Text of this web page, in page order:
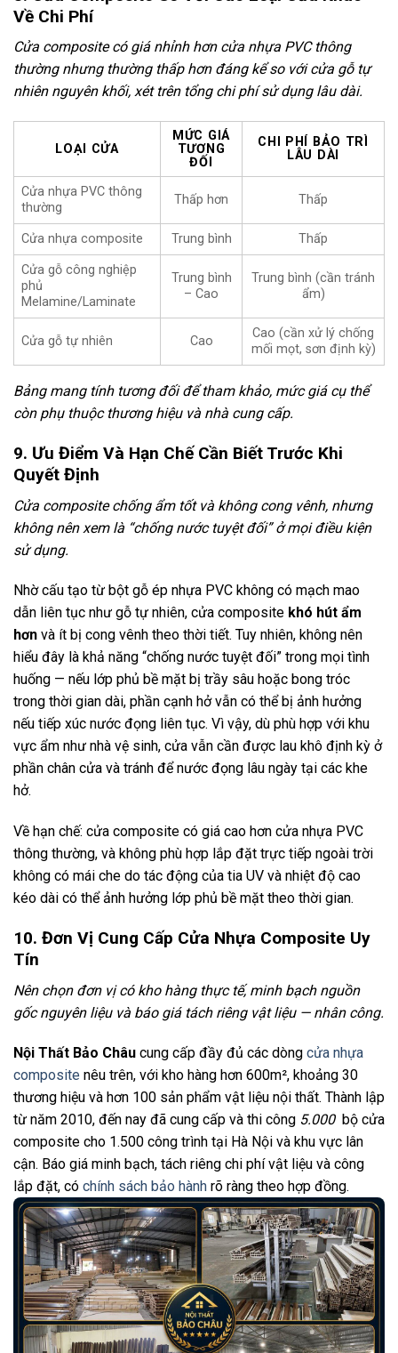
Về Chi Phí
Cửa composite có giá nhỉnh hơn cửa nhựa PVC thông
thường nhưng thường thấp hơn đáng kể so với cửa gỗ tự
nhiên nguyên khối, xét trên tổng chi phí sử dụng lâu dài.
LOẠI CỬA
MỨC GIÁ
TƯƠNG
ĐỐI
CHI PHÍ BẢO TRÌ
LÂU DÀI
Cửa nhựa PVC thông
thường
Thấp hơn Thấp
Cửa nhựa composite Trung bình Thấp
Cửa gỗ công nghiệp
phủ
Melamine/Laminate
Trung bình
– Cao
Trung bình (cần tránh
ẩm)
Cửa gỗ tự nhiên Cao
Cao (cần xử lý chống
mối mọt, sơn định kỳ)
Bảng mang tính tương đối để tham khảo, mức giá cụ thể
còn phụ thuộc thương hiệu và nhà cung cấp.
9. Ưu Điểm Và Hạn Chế Cần Biết Trước Khi
Quyết Định
Cửa composite chống ẩm tốt và không cong vênh, nhưng
không nên xem là “chống nước tuyệt đối” ở mọi điều kiện
sử dụng.
Nhờ cấu tạo từ bột gỗ ép nhựa PVC không có mạch mao
dẫn liên tục như gỗ tự nhiên, cửa composite khó hút ẩm
hơn và ít bị cong vênh theo thời tiết. Tuy nhiên, không nên
hiểu đây là khả năng “chống nước tuyệt đối” trong mọi tình
huống — nếu lớp phủ bề mặt bị trầy sâu hoặc bong tróc
trong thời gian dài, phần cạnh hở vẫn có thể bị ảnh hưởng
nếu tiếp xúc nước đọng liên tục. Vì vậy, dù phù hợp với khu
vực ẩm như nhà vệ sinh, cửa vẫn cần được lau khô định kỳ ở
phần chân cửa và tránh để nước đọng lâu ngày tại các khe
hở.
Về hạn chế: cửa composite có giá cao hơn cửa nhựa PVC
thông thường, và không phù hợp lắp đặt trực tiếp ngoài trời
không có mái che do tác động của tia UV và nhiệt độ cao
kéo dài có thể ảnh hưởng lớp phủ bề mặt theo thời gian.
10. Đơn Vị Cung Cấp Cửa Nhựa Composite Uy
Tín
Nên chọn đơn vị có kho hàng thực tế, minh bạch nguồn
gốc nguyên liệu và báo giá tách riêng vật liệu — nhân công.
Nội Thất Bảo Châu cung cấp đầy đủ các dòng cửa nhựa
composite nêu trên, với kho hàng hơn 600m², khoảng 30
thương hiệu và hơn 100 sản phẩm vật liệu nội thất. Thành lập
từ năm 2010, đến nay đã cung cấp và thi công 5.000 bộ cửa
composite cho 1.500 công trình tại Hà Nội và khu vực lân
cận. Báo giá minh bạch, tách riêng chi phí vật liệu và công
lắp đặt, có chính sách bảo hành rõ ràng theo hợp đồng.